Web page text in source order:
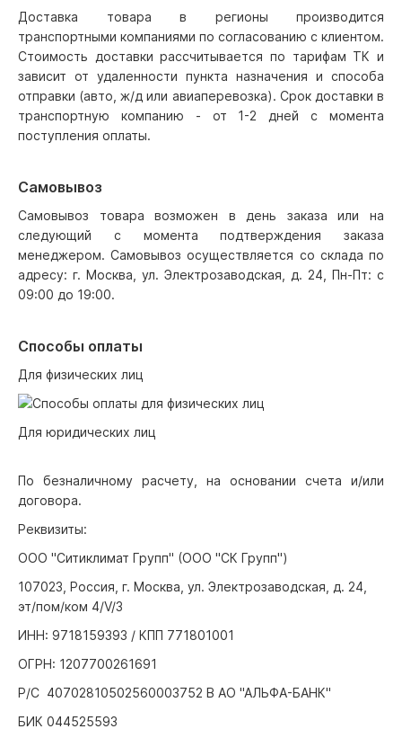
Доставка товара в регионы производится
транспортными компаниями по согласованию с клиентом.
Стоимость доставки рассчитывается по тарифам ТК и
зависит от удаленности пункта назначения и способа
отправки (авто, ж/д или авиаперевозка). Срок доставки в
транспортную компанию - от 1-2 дней с момента
поступления оплаты.
Самовывоз
Самовывоз товара возможен в день заказа или на
следующий с момента подтверждения заказа
менеджером. Самовывоз осуществляется со склада по
адресу: г. Москва, ул. Электрозаводская, д. 24, Пн-Пт: с
09:00 до 19:00.
Способы оплаты
Для физических лиц
Для юридических лиц
По безналичному расчету, на основании счета и/или
договора.
Реквизиты:
ООО "Ситиклимат Групп" (ООО "СК Групп")
107023, Россия, г. Москва, ул. Электрозаводская, д. 24,
эт/пом/ком 4/V/3
ИНН: 9718159393 / КПП 771801001
ОГРН: 1207700261691
Р/С 40702810502560003752 В АО "АЛЬФА-БАНК"
БИК 044525593